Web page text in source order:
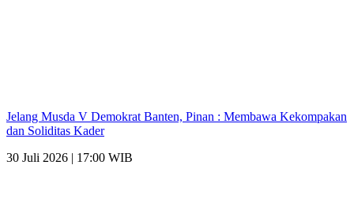
Jelang Musda V Demokrat Banten, Pinan : Membawa Kekompakan
dan Soliditas Kader
30 Juli 2026 | 17:00 WIB